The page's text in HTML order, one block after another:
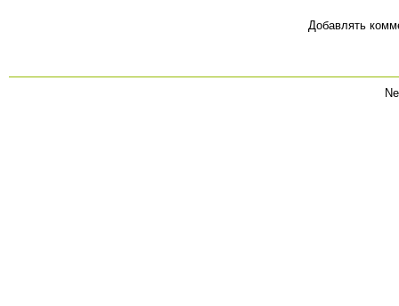
Добавлять